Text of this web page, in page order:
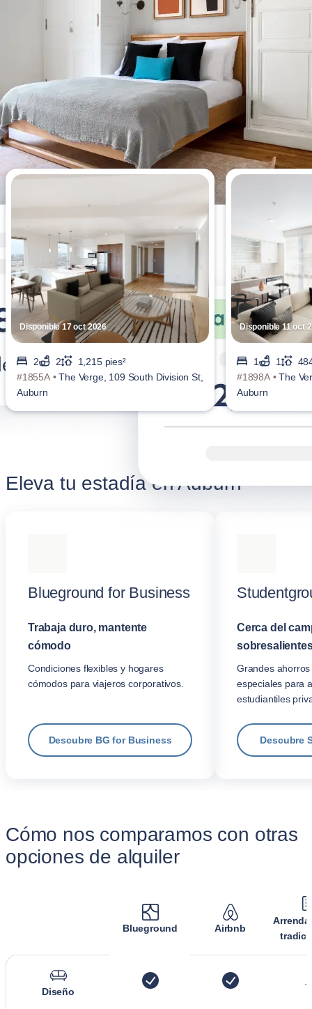
Apartamentos más vistos esta
semana
Disponible 17 oct 2026
2 2
1,215 pies²
#1855A •The Verge, 109 South Division St,
Auburn
Disponible 11 oct
1 1
#1898A •The
Auburn
Eleva tu estadía en Auburn
Blueground for Business
Trabaja duro, mantente
cómodo
Condiciones flexibles y hogares
cómodos para viajeros corporativos.
Descubre BG for Business
Cerca del
Grandes
especiales para
estudiantiles
Descubre
Cómo nos comparamos con otras
opciones de alquiler
Blueground Airbnb
Diseño